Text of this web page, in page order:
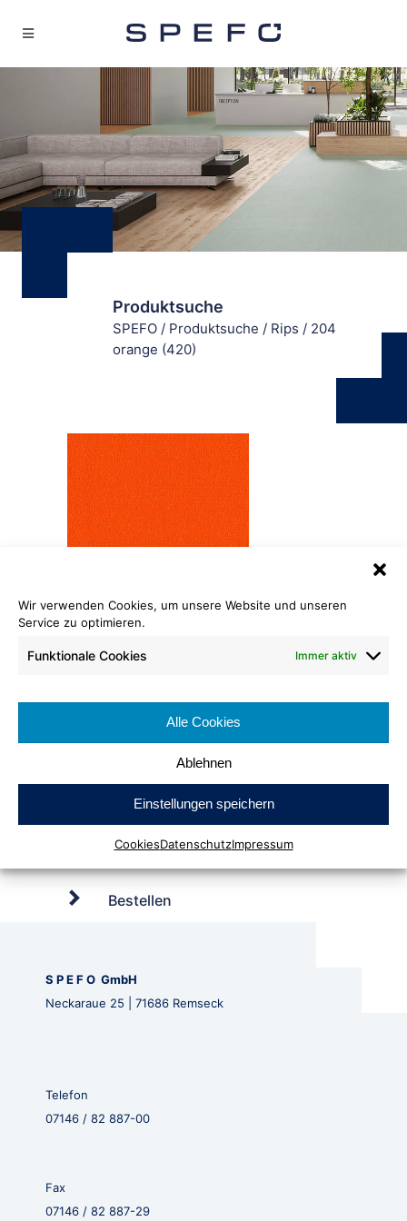
Wir verwenden Cookies, um unsere Website und unseren
Service zu optimieren.
Funktionale Cookies Immer aktiv
Alle Cookies
Ablehnen
Einstellungen speichern
CookiesDatenschutzImpressum
Produktsuche
SPEFO / Produktsuche / Rips / 204
orange (420)
Warenbreite: ca. 200 cm
Bestellen
Rips
S P E F O GmbH
Neckaraue 25 | 71686 Remseck
Telefon
07146 / 82 887-00
Fax
07146 / 82 887-29